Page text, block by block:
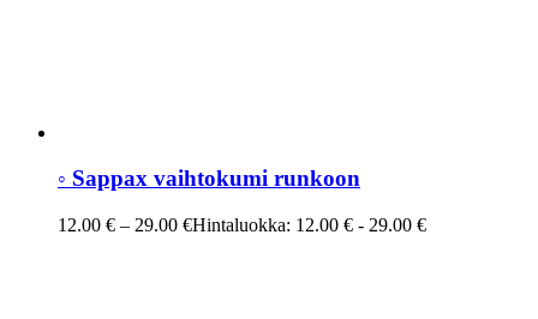
◦ Sappax vaihtokumi runkoon
12.00 € – 29.00 €Hintaluokka: 12.00 € - 29.00 €